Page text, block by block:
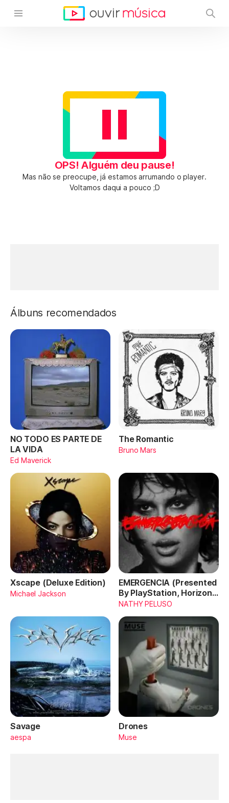
OPS! Alguém deu pause!
Mas não se preocupe, já estamos arrumando o player.
Voltamos daqui a pouco ;D
Álbuns recomendados
NO TODO ES PARTE DE
LA VIDA
Ed Maverick
The Romantic
Bruno Mars
Xscape (Deluxe Edition)
Michael Jackson
EMERGENCIA (Presented
By PlayStation, Horizon
Forbidden West)
NATHY PELUSO
Savage
aespa
Drones
Muse